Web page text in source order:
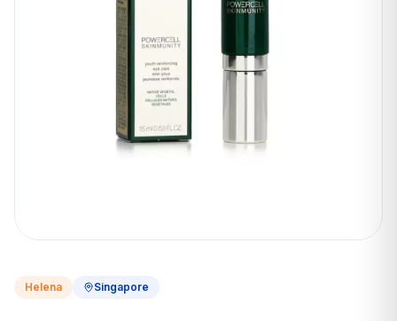
Helena Singapore